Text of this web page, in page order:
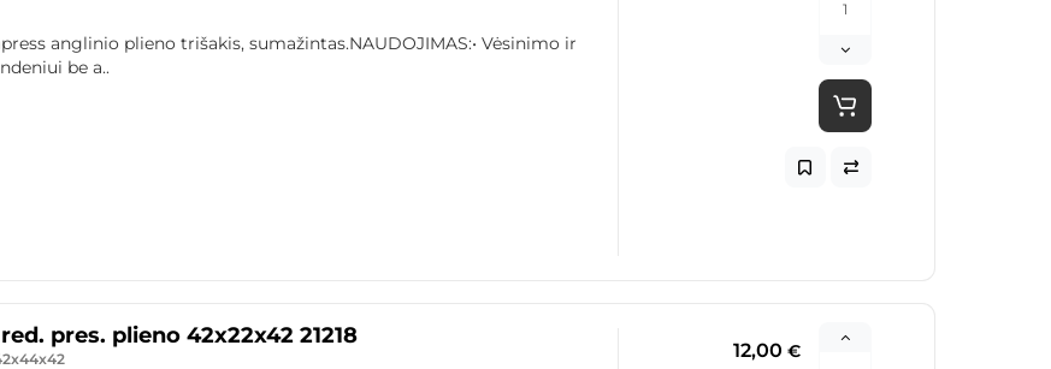
anglinio plieno trišakis, sumažintas.NAUDOJIMAS:• Vėsinimo ir
be a..
pres. plieno 42x22x42 21218
12,00 €